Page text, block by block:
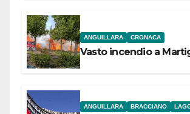
ANGUILLARA CRONACA
Vasto incendio a
ANGUILLARA BRACCIANO